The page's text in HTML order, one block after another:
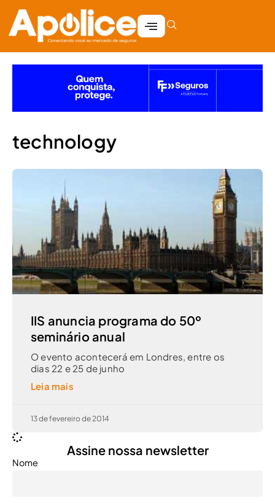
technology
IIS anuncia programa do 50º
seminário anual
O evento acontecerá em Londres, entre os
dias 22 e 25 de junho
Leia mais
13 de fevereiro de 2014
Assine nossa newsletter
Nome